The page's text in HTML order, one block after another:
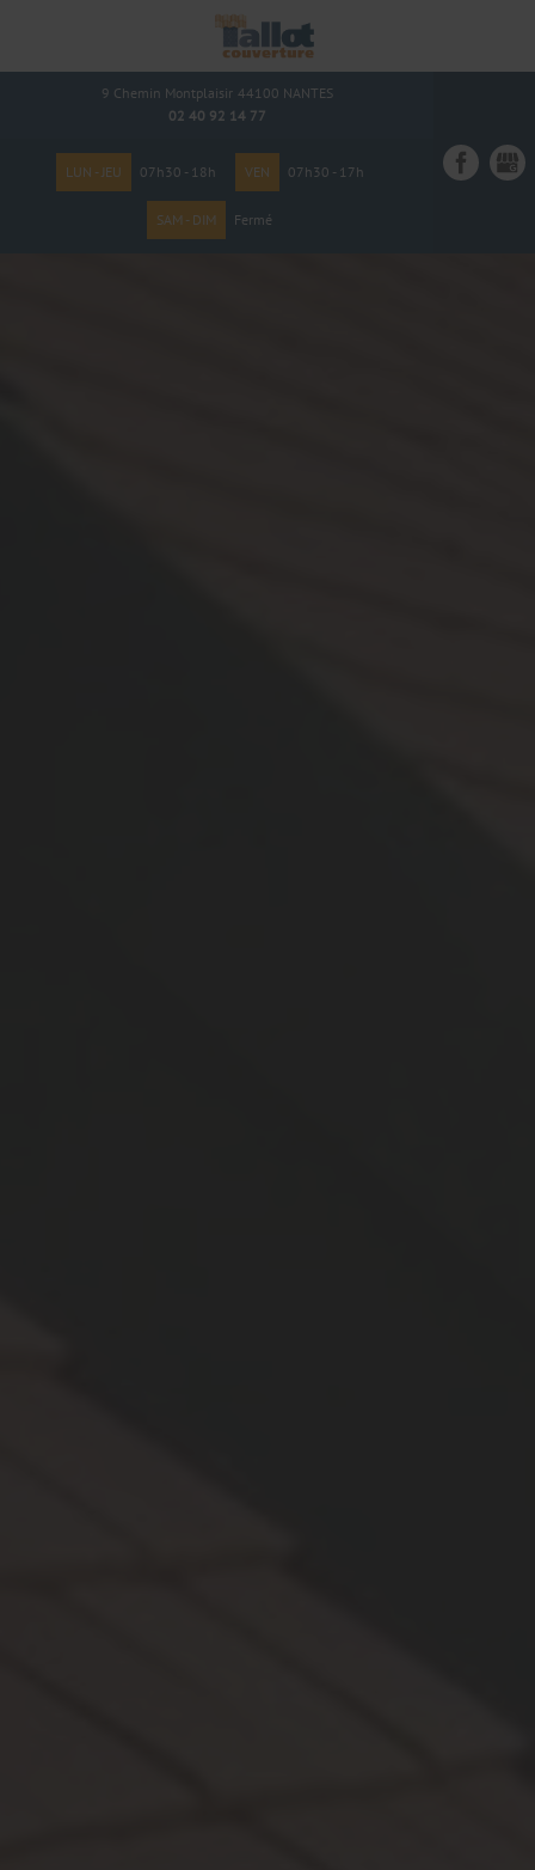
9 Chemin Montplaisir 44100 NANTES
02 40 92 14 77
LUN - JEU 07h30 - 18h VEN 07h30 - 17h
SAM - DIM Fermé